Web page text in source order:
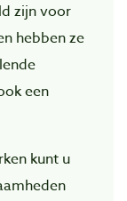
zijn voor
hebben ze
een
kunt u